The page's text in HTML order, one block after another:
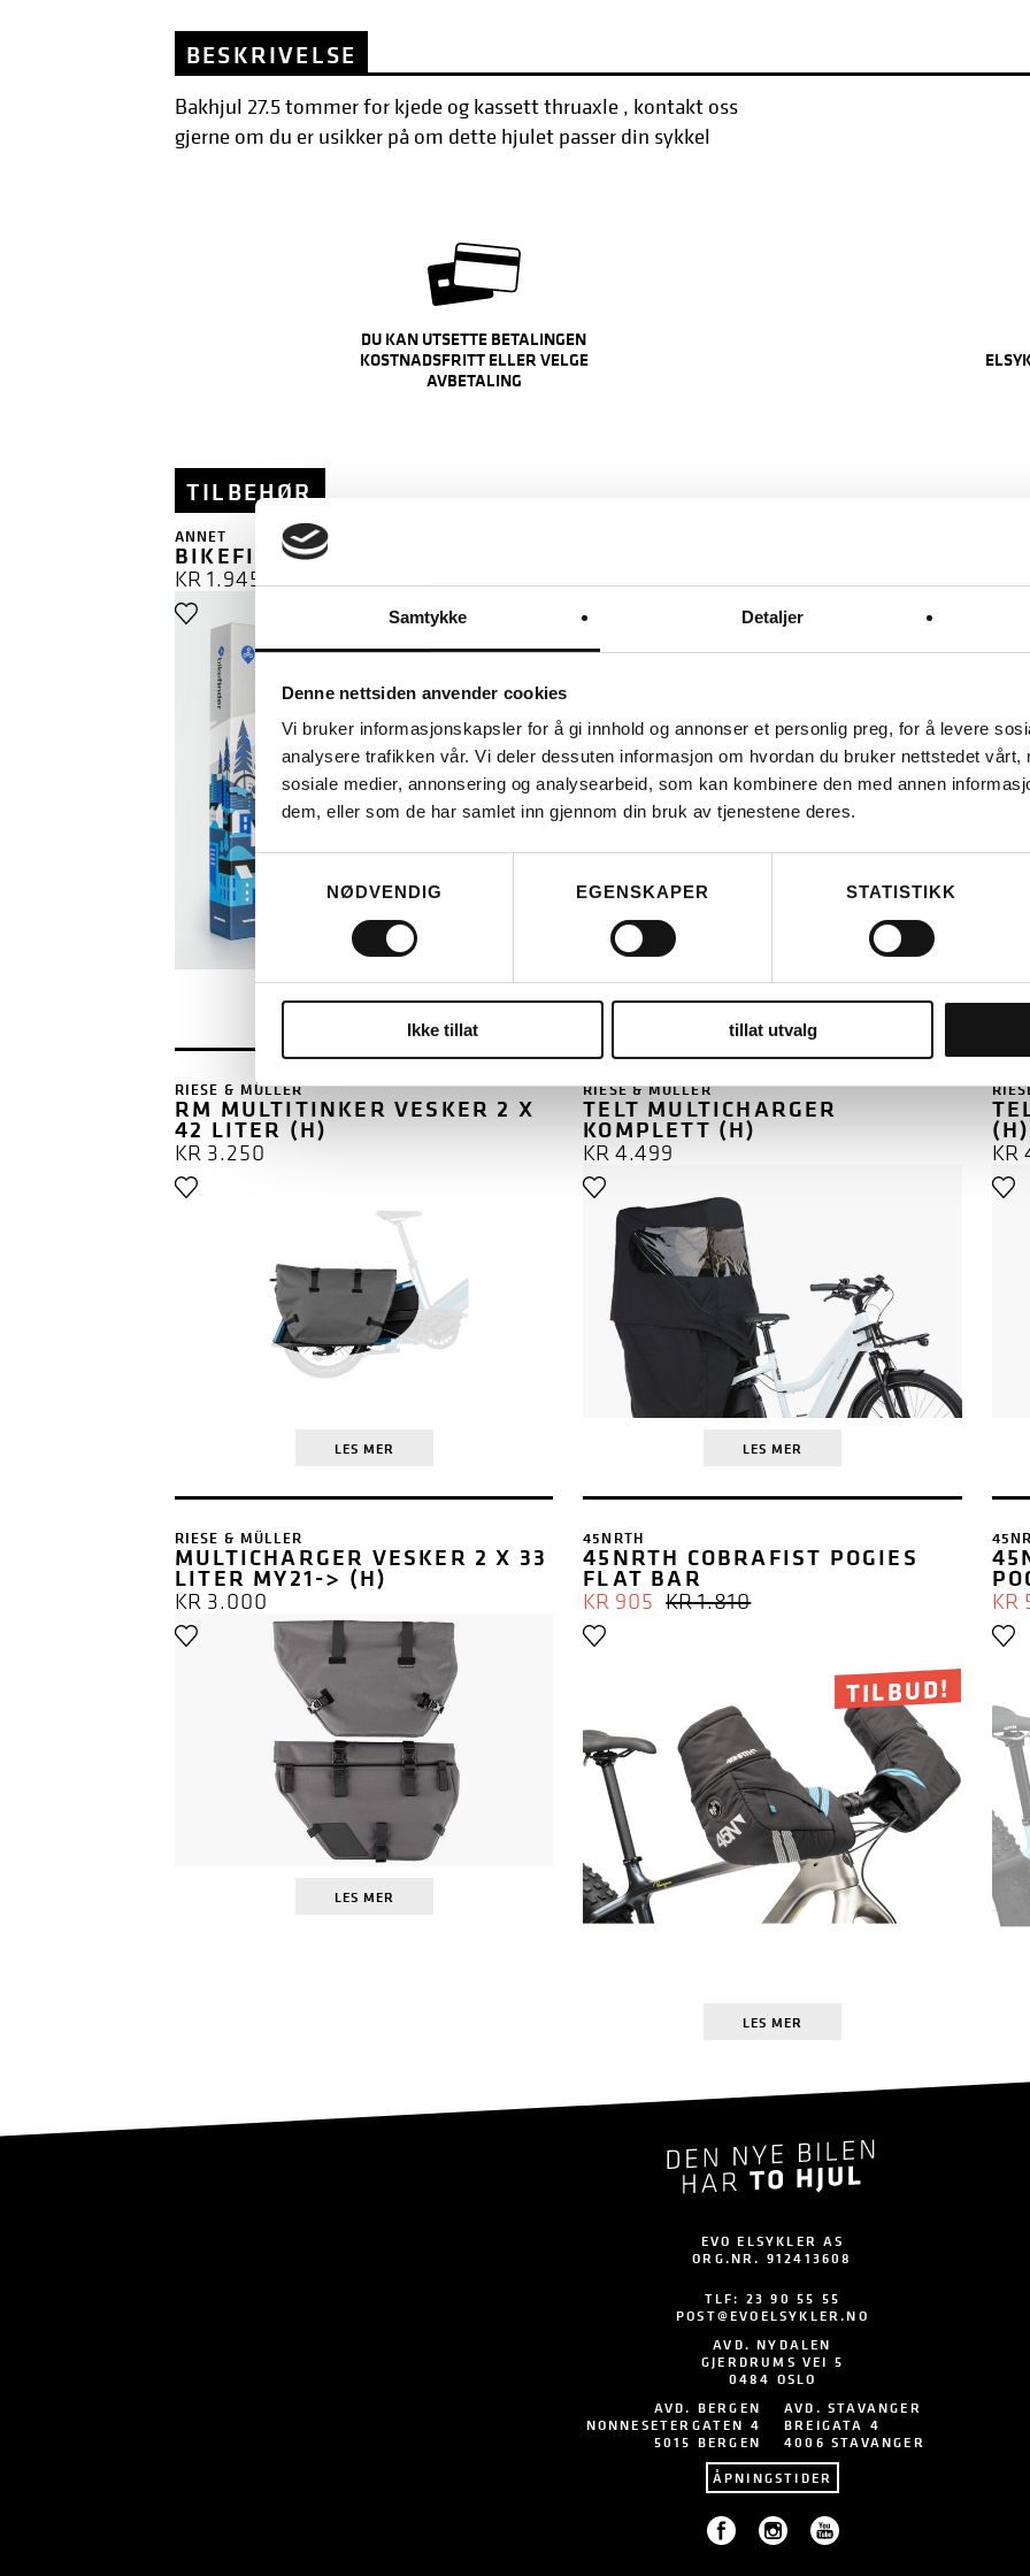
Samtykke Detaljer
Denne nettsiden anvender cookies
Vi bruker informasjonskapsler for å gi innhold og annonser et personlig preg, for å levere
analysere trafikken vår. Vi deler dessuten informasjon om hvordan du bruker nettstedet vårt,
sosiale medier, annonsering og analysearbeid, som kan kombinere den med annen
dem, eller som de har samlet inn gjennom din bruk av tjenestene deres.
Samtykkevalg
NØDVENDIG
EGENSKAPER STATISTIKK
Ikke tillat tillat utvalg
BESKRIVELSE
Bakhjul 27.5 tommer for kjede og kassett thruaxle , kontakt oss
gjerne om du er usikker på om dette hjulet passer din sykkel
DU KAN UTSETTE BETALINGEN
KOSTNADSFRITT ELLER VELGE
AVBETALING
TILBEHØR
GPS SPORING
ANNET
BIKEFINDER GEN 2 (2024->)
KR 1.945
LES MER
RIESE & MÜLLER
RM MULTITINKER VESKER 2 X
42 LITER (H)
KR 3.250
LES MER
RIESE & MÜLLER
TELT MULTICHARGER
KOMPLETT (H)
KR 4.499
LES MER
(H)
KR
RIESE & MÜLLER
MULTICHARGER VESKER 2 X 33
LITER MY21-> (H)
KR 3.000
LES MER
TILBUD!
45NRTH
45NRTH COBRAFIST POGIES
FLAT BAR
KR1.810OPPRINNELIG
KR 905
NÅVÆRENDE
LES MER
KR
EVO ELSYKLER AS
ORG.NR. 912413608
TLF: 23 90 55 55
POST@EVOELSYKLER.NO
AVD. NYDALEN
GJERDRUMS VEI 5
0484 OSLO
AVD. BERGEN
NONNESETERGATEN 4
5015 BERGEN
AVD. STAVANGER
BREIGATA 4
4006 STAVANGER
ÅPNINGSTIDER